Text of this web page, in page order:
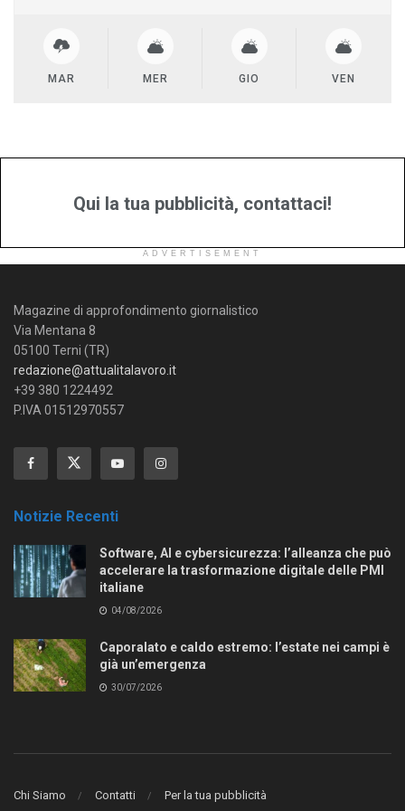
MAR MER GIO VEN
Qui la tua pubblicità, contattaci!
ADVERTISEMENT
Magazine di approfondimento giornalistico
Via Mentana 8
05100 Terni (TR)
redazione@attualitalavoro.it
+39 380 1224492
P.IVA 01512970557
Notizie Recenti
Software, AI e cybersicurezza: l’alleanza che può
accelerare la trasformazione digitale delle PMI
italiane
04/08/2026
Caporalato e caldo estremo: l’estate nei campi è
già un’emergenza
30/07/2026
Chi Siamo Contatti Per la tua pubblicità